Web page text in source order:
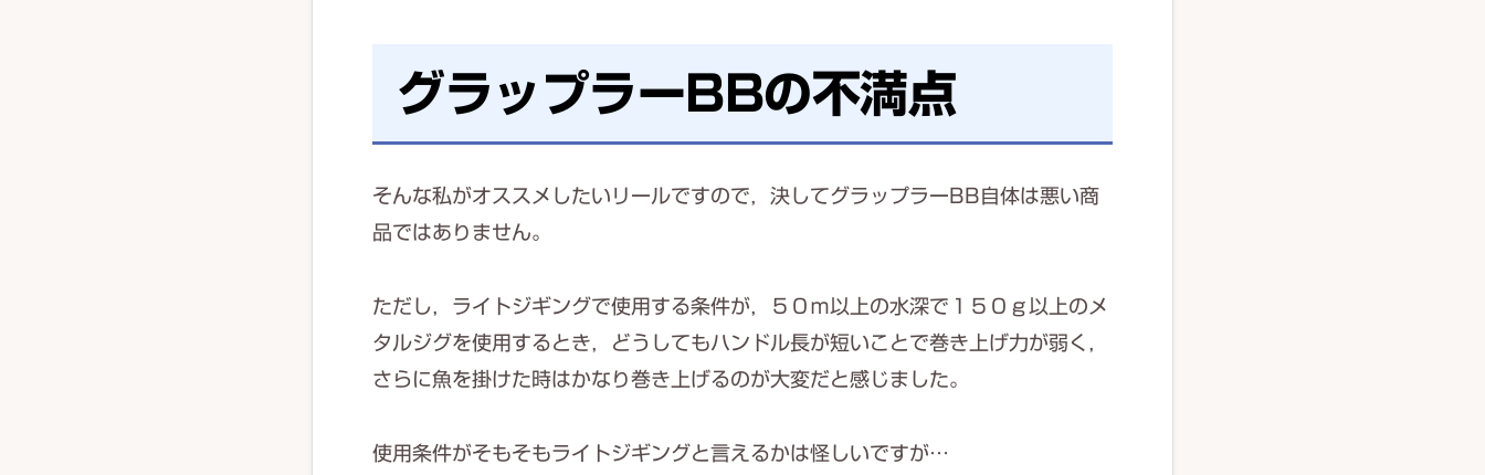
グラップラーBBの不満点
そんな私がオススメしたいリールですので，決してグラップラーBB自体は悪い商
品ではありません。
ただし，ライトジギングで使用する条件が，５０ｍ以上の水深で１５０ｇ以上のメ
タルジグを使用するとき，どうしてもハンドル長が短いことで巻き上げ力が弱く，
さらに魚を掛けた時はかなり巻き上げるのが大変だと感じました。
使用条件がそもそもライトジギングと言えるかは怪しいですが…